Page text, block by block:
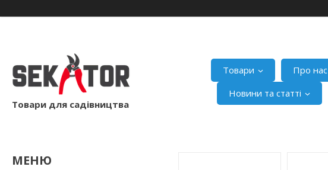
Товари для садівництва
Товари Про нас
Новини та статті